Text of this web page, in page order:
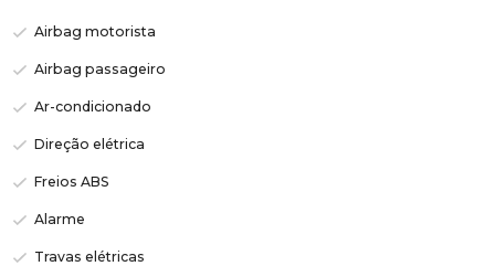
Airbag motorista
Airbag passageiro
Ar-condicionado
Direção elétrica
Freios ABS
Alarme
Travas elétricas